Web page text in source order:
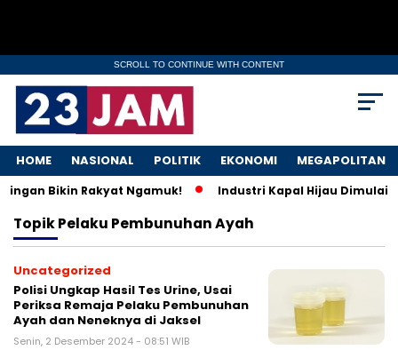
SCROLL TO CONTINUE WITH CONTENT
HOME NASIONAL POLITIK EKONOMI MEGAPOLITAN
Bikin Rakyat Ngamuk! Industri Kapal Hijau Dimulai:
TopikPelaku Pembunuhan Ayah
Uncategorized
Polisi Ungkap Hasil Tes Urine, Usai
Periksa Remaja Pelaku Pembunuhan
Ayah dan Neneknya di Jaksel
Senin, 2 Desember 2024 - 08:51 WIB